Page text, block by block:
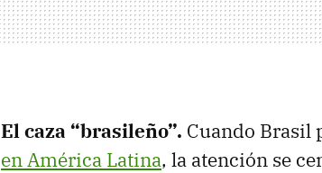
El caza “brasileño”. Cuando Brasil
en América Latina, la atención se